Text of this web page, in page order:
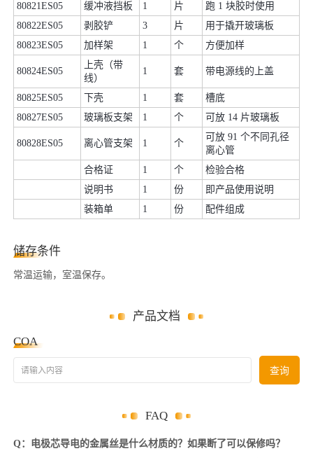
80821ES05 缓冲液挡板 1 片
跑 1 块胶时使用
80822ES05
剥胶铲 3 片
用于撬开玻璃板
80823ES05
加样架 1 个 方便加样
80824ES05
上壳（带
线）
1 套 带电源线的上盖
80825ES05 下壳 1 套
槽底
80827ES05
玻璃板支架 1 个 可放 14 片玻璃板
80828ES05 离心管支架 1 个
可放 91 个不同孔径
离心管
合格证
1 个
检验合格
说明书
1 份
即产品使用说明
装箱单
1 份 配件组成
储存条件
常温运输，室温保存。
产品文档
COA
请输入内容 查询
FAQ
Q：电极芯导电的金属丝是什么材质的？如果断了可以保修吗？